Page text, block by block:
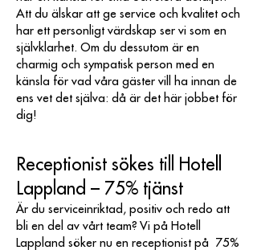
Att du älskar att ge service och kvalitet och
har ett personligt värdskap ser vi som en
självklarhet. Om du dessutom är en
charmig och sympatisk person med en
känsla för vad våra gäster vill ha innan de
ens vet det själva: då är det här jobbet för
dig!
Receptionist sökes till Hotell
Lappland – 75% tjänst
Är du serviceinriktad, positiv och redo att
bli en del av vårt team? Vi på Hotell
Lappland söker nu en receptionist på 75%